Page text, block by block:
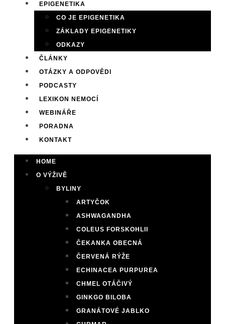
EPIGENETIKA
CO JE EPIGENETIKA
ZÁKLADY EPIGENETIKY
ODKAZY
ČLÁNKY
OTÁZKY A ODPOVĚDI
PODCASTY
LEXIKON NEMOCÍ
WEBINÁŘE
PORADNA
KONTAKT
HOME
O VÝŽIVĚ
BYLINY
ARTYČOK
ASHWAGANDHA
COLEUS FORSKOHLII
ČEKANKA OBECNÁ
ČERVENÁ RÝŽE
ECHINACEA PURPUREA
CHMEL OTÁČIVÝ
GINKGO BILOBA
GRANÁTOVÉ JABLKO